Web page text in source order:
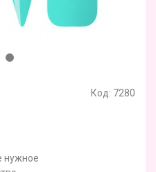
Код: 7280
нужное